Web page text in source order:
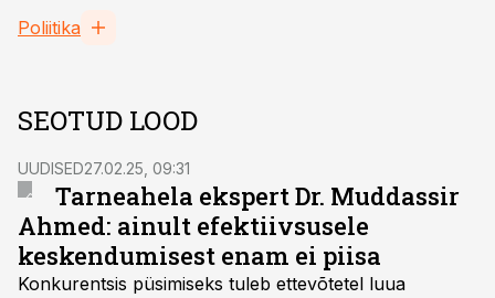
Poliitika
SEOTUD LOOD
UUDISED27.02.25, 09:31
Tarneahela ekspert Dr. Muddassir
Ahmed: ainult efektiivsusele
keskendumisest enam ei piisa
Konkurentsis püsimiseks tuleb ettevõtetel luua